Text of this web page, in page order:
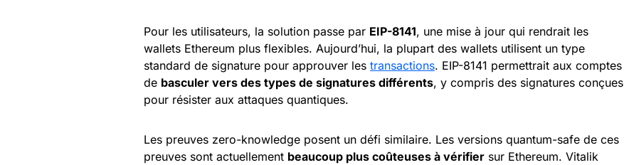
Pour les utilisateurs, la solution passe par EIP-8141, une mise à jour qui rendrait les
wallets Ethereum plus flexibles. Aujourd’hui, la plupart des wallets utilisent un type
standard de signature pour approuver les transactions. EIP-8141 permettrait aux comptes
de basculer vers des types de signatures différents, y compris des signatures conçues
pour résister aux attaques quantiques.
Les preuves zero-knowledge posent un défi similaire. Les versions quantum-safe de ces
preuves sont actuellement beaucoup plus coûteuses à vérifier sur Ethereum. Vitalik